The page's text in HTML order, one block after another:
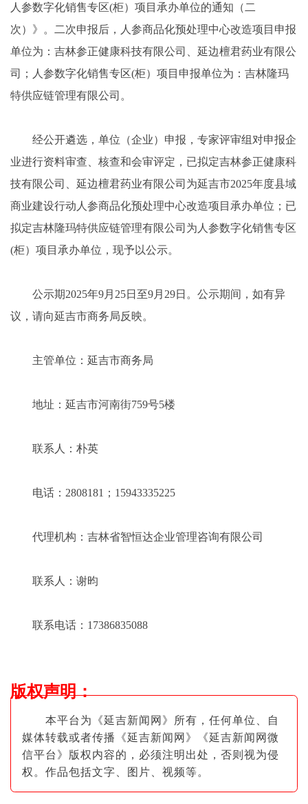
人参数字化销售专区(柜）项目承办单位的通知（二
次）》。二次申报后，人参商品化预处理中心改造项目申报
单位为：吉林参正健康科技有限公司、延边檀君药业有限公
司；人参数字化销售专区(柜）项目申报单位为：吉林隆玛
特供应链管理有限公司。
经公开遴选，单位（企业）申报，专家评审组对申报企
业进行资料审查、核查和会审评定，已拟定吉林参正健康科
技有限公司、延边檀君药业有限公司为延吉市2025年度县域
商业建设行动人参商品化预处理中心改造项目承办单位；已
拟定吉林隆玛特供应链管理有限公司为人参数字化销售专区
(柜）项目承办单位，现予以公示。
公示期2025年9月25日至9月29日。公示期间，如有异
议，请向延吉市商务局反映。
主管单位：延吉市商务局
地址：延吉市河南街759号5楼
联系人：朴英
电话：2808181；15943335225
代理机构：吉林省智恒达企业管理咨询有限公司
联系人：谢昀
联系电话：17386835088
版权声明：
本平台为《延吉新闻网》所有，任何单位、自
媒体转载或者传播《延吉新闻网》《延吉新闻网微
信平台》版权内容的，必须注明出处，否则视为侵
权。作品包括文字、图片 、视频等。